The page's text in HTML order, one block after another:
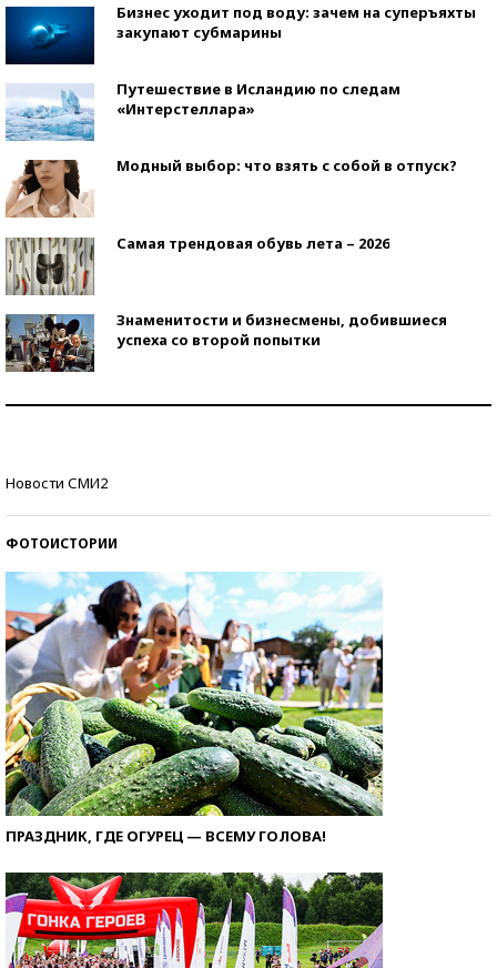
Бизнес уходит под воду: зачем на суперъяхты
закупают субмарины
Путешествие в Исландию по следам
«Интерстеллара»
Модный выбор: что взять с собой в отпуск?
Самая трендовая обувь лета – 2026
Знаменитости и бизнесмены, добившиеся
успеха со второй попытки
Новости СМИ2
ФОТОИСТОРИИ
ПРАЗДНИК, ГДЕ ОГУРЕЦ — ВСЕМУ ГОЛОВА!